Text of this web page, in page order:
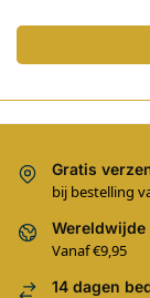
Gratis
bij bestelling
Vanaf €9,95
14 dagen